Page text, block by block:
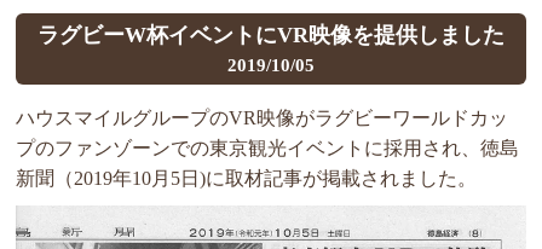
ラグビーW杯イベントにVR映像を提供しました
2019/10/05
ハウスマイルグループのVR映像がラグビーワールドカッ
プのファンゾーンでの東京観光イベントに採用され、徳島
新聞（2019年10月5日)に取材記事が掲載されました。